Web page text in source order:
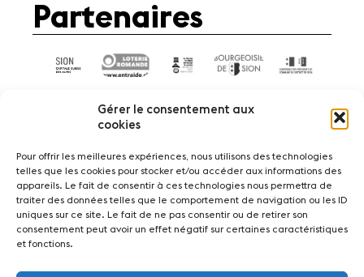
Gérer le consentement aux
cookies
Pour offrir les meilleures expériences, nous utilisons des technologies
telles que les cookies pour stocker et/ou accéder aux informations des
appareils. Le fait de consentir à ces technologies nous permettra de
traiter des données telles que le comportement de navigation ou les ID
uniques sur ce site. Le fait de ne pas consentir ou de retirer son
consentement peut avoir un effet négatif sur certaines caractéristiques
et fonctions.
Partenaires
ActualitésConcertsBénévoles
Médiation
Revue de presse